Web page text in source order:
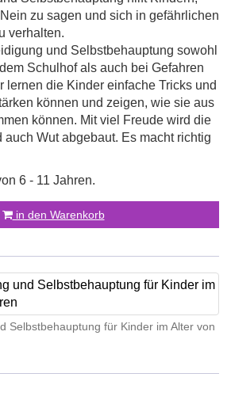
zu sagen und sich in gefährlichen
verhalten.
und Selbstbehauptung sowohl
Schulhof als auch bei Gefahren
lernen die Kinder einfache Tricks und
können und zeigen, wie sie aus
können. Mit viel Freude wird die
auch Wut abgebaut. Es macht richtig
6 - 11 Jahren.
in den Warenkorb
Selbstbehauptung für Kinder im Alter von